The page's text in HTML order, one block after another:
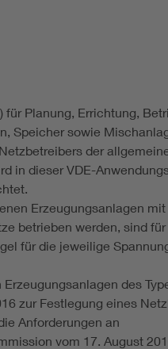
für Planung, Errichtung,
Speicher sowie
der
in dieser VDE-
Erzeugungsanlagen
betrieben werden, sind für
für die jeweilige
des
zur Festlegung eines
Anforderungen an
vom 17. August